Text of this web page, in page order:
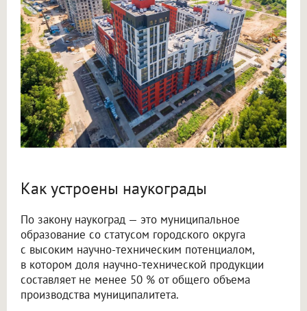
Как устроены наукограды
По закону наукоград — это муниципальное
образование со статусом городского округа
с высоким научно-техническим потенциалом,
в котором доля научно-технической продукции
составляет не менее 50 % от общего объема
производства муниципалитета.